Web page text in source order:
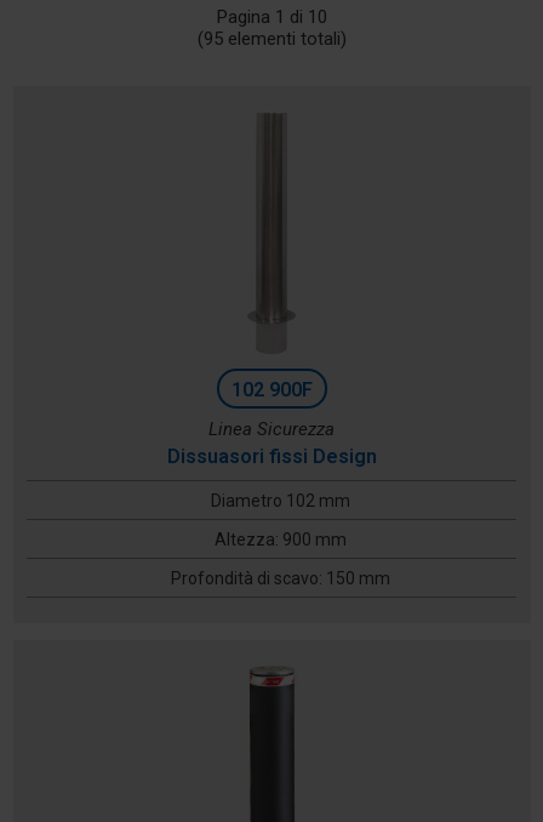
Pagina 1 di 10
(95 elementi totali)
102 900F
Linea Sicurezza
Dissuasori fissi Design
Diametro 102 mm
Altezza: 900 mm
Profondità di scavo: 150 mm